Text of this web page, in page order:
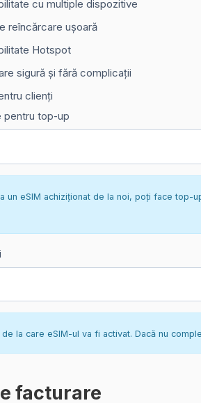
cu multiple dispozitive
reîncărcare ușoară
Hotspot
sigură și fără complicații
clienți
pentru top-up
un eSIM achiziționat de la noi, poți face
la care eSIM-ul va fi activat. Dacă nu
facturare